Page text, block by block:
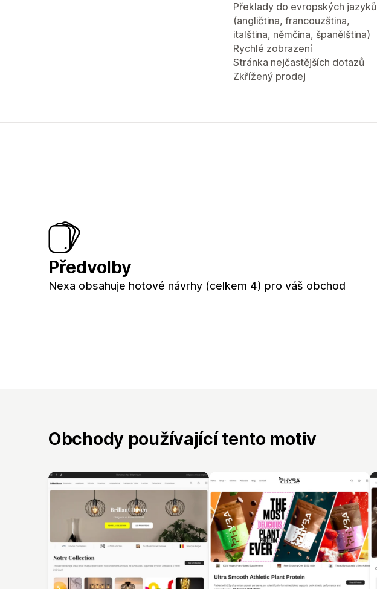
Překlady do evropských jazyků
(angličtina, francouzština,
italština, němčina, španělština)
Rychlé zobrazení
Stránka nejčastějších dotazů
Zkřížený prodej
Předvolby
Nexa obsahuje hotové návrhy (celkem 4) pro váš obchod
Obchody používající tento motiv